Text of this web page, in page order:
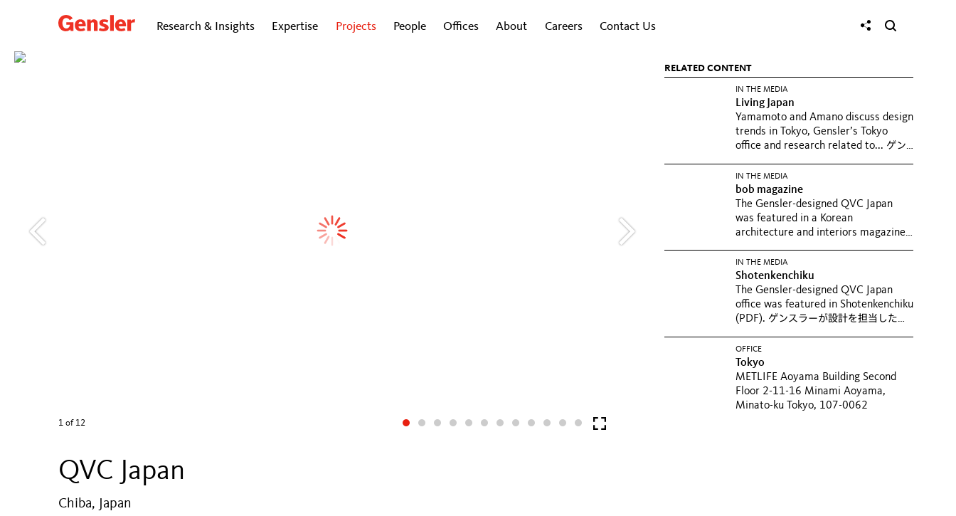
Research & Insights Expertise Projects People Offices About Careers Contact Us
1 of 12
QVC Japan
Chiba, Japan
RELATED CONTENT
IN THE MEDIA
Living Japan
Yamamoto and Amano discuss design
trends in Tokyo, Gensler’s Tokyo
office and research related to... ゲン
レクター・山本那智子と、デザインデ
ィレクター・天野大地のインタビュー
記事「Connecting a...
IN THE MEDIA
bob magazine
The Gensler-designed QVC Japan
was featured in a Korean
architecture and interiors magazine,
QVCジャパンの本社オフィスが、韓国
のデザイン誌「bob magazine」に掲
載されました。
IN THE MEDIA
Shotenkenchiku
The Gensler-designed QVC Japan
office was featured in Shotenkenchiku
(PDF). ゲンスラーが設計を担当した
「商店建築」に掲載されました。
OFFICE
Tokyo
METLIFE Aoyama Building Second
Floor 2-11-16 Minami Aoyama,
Minato-ku Tokyo, 107-0062